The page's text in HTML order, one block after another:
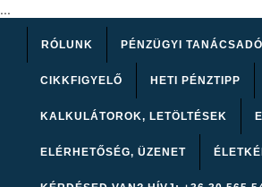
...
RÓLUNK PÉNZÜGYI
CIKKFIGYELŐ HETI PÉNZTIPP
KALKULÁTOROK, LETÖLTÉSEK
ELÉRHETŐSÉG, ÜZENET